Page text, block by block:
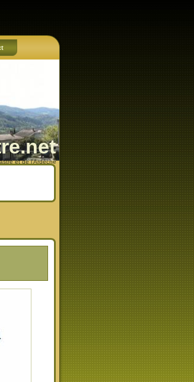
et de l'Ardèche